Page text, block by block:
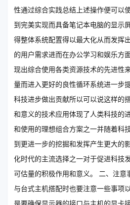
性通过综合实践总结上述操作便可以
到完美实现而具备笔记本电脑的显示
得整体系统配置得以最大化从而发挥
的用户需求进而在办公学习和娱乐方
现出综合使用各类资源技术的先进性
量而进入更好的良性循环系统进一步
科技进步做出贡献所以可以说这样的
和意义的技术应用体现了人类科技的
和使用的理想组合方案之一并随着科
到更进一步的挖掘和发挥产生更大的
化时代的主流选择之一对于促进科技
可估量的积极作用和意义。 二、注意
与台式主机搭配时也要注意一些事项